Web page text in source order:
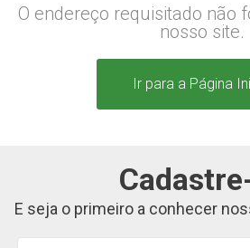
O endereço requisitado não
nosso site.
Ir para a Página
E seja o primeiro a conhecer